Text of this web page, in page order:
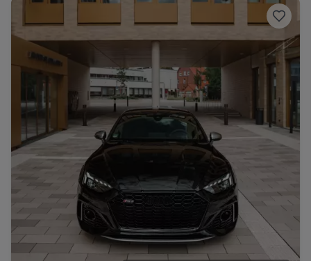
Porsche Lamborghini Ferrari
McLaren Ford
Dodge
Bentley Rolls Royce Aston Martin
Wann
Zeitraum wählen